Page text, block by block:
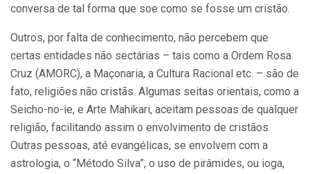
conversa de tal forma que soe como se fosse um cristão.
Outros, por falta de conhecimento, não percebem que
certas entidades não sectárias – tais como a Ordem Rosa
Cruz (AMORC), a Maçonaria, a Cultura Racional etc. – são de
fato, religiões não cristãs. Algumas seitas orientais, como a
Seicho-no-ie, e Arte Mahikari, aceitam pessoas de qualquer
religião, facilitando assim o envolvimento de cristãos.
Outras pessoas, até evangélicas, se envolvem com a
astrologia, o “Método Silva”, o uso de pirâmides, ou ioga,